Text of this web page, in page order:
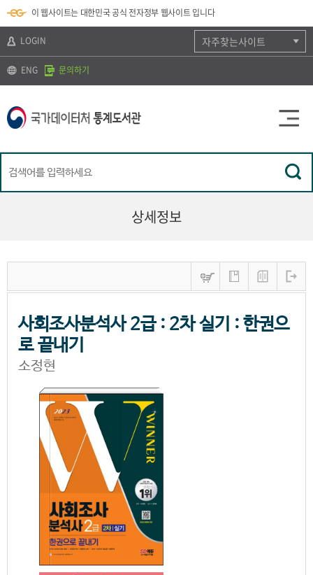
바
로
기
가
기
k
t
)
바
로
기
보
바
가
기
이 웹사이트는 대한민국 공식 전자정부 웹사이트 입니다
LOGIN
ENG 문의하기
자주찾는사이트
상세정보
사회조사분석사 2급 : 2차 실기 : 한권으
로 끝내기
소정현